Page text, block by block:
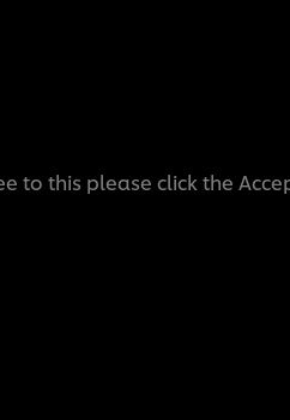
to this please click the